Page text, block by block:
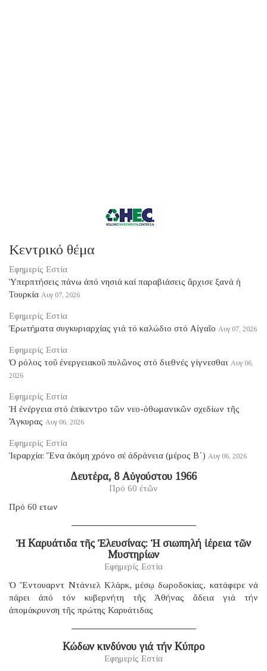
Κεντρικό θέμα
Εφημερίς Εστία
Ὑπερπτήσεις πάνω ἀπό νησιά καί παραβιάσεις ἄρχισε ξανά ἡ
Τουρκία Αυγ 07, 2026
Εφημερίς Εστία
Ἐρωτήματα συγκυριαρχίας γιά τό καλώδιο στό Αἰγαῖο Αυγ 07, 2026
Εφημερίς Εστία
Ὁ ρόλος τοῦ ἐνεργειακοῦ πυλῶνος στό διεθνές γίγνεσθαι Αυγ 06,
2026
Εφημερίς Εστία
Ἡ ἐνέργεια στό ἐπίκεντρο τῶν νεο-ὀθωμανικῶν σχεδίων τῆς
Ἄγκυρας Αυγ 06, 2026
Εφημερίς Εστία
Ἱεραρχία: Ἕνα ἀκόμη χρόνο σέ ἀδράνεια (μέρος B΄) Αυγ 06, 2026
Δευτέρα, 8 Αὐγούστου 1966
Πρό 60 ἐτῶν
Πρό 60 ετων
Ἡ Καρυάτιδα τῆς Ἐλευσίνας: Ἡ σιωπηλή ἱέρεια τῶν
Μυστηρίων
Εφημερίς Εστία
Ὁ Ἔντουαρντ Ντάνιελ Κλάρκ, μέσῳ δωροδοκίας, κατάφερε νά
πάρει ἀπό τόν κυβερνήτη τῆς Ἀθήνας ἄδεια γιά τήν
ἀπομάκρυνση τῆς πρώτης Καρυάτιδας
Κώδων κινδύνου γιά τήν Κύπρο
Εφημερίς Εστία